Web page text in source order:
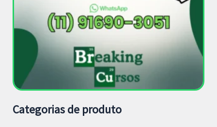
Categorias de produto